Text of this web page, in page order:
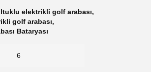
elektrikli golf arabası,
golf arabası,
Bataryası
6